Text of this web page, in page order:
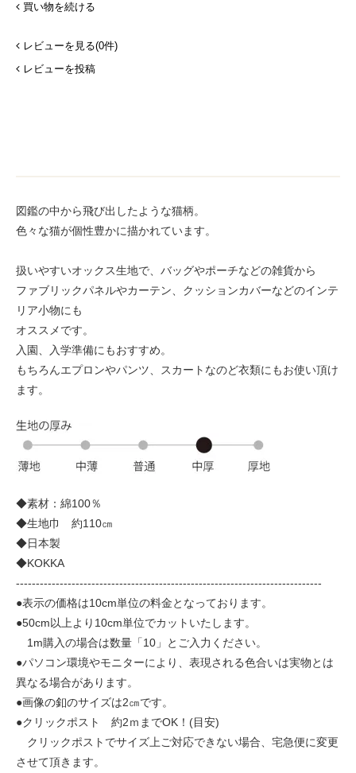
買い物を続ける
レビューを見る(0件)
レビューを投稿
図鑑の中から飛び出したような猫柄。
色々な猫が個性豊かに描かれています。
扱いやすいオックス生地で、バッグやポーチなどの雑貨から
ファブリックパネルやカーテン、クッションカバーなどのインテ
リア小物にも
オススメです。
入園、入学準備にもおすすめ。
もちろんエプロンやパンツ、スカートなのど衣類にもお使い頂け
ます。
◆素材：綿100％
◆生地巾 約110㎝
◆日本製
◆KOKKA
-----------------------------------------------------------------------------
●表示の価格は10cm単位の料金となっております。
●50cm以上より10cm単位でカットいたします。
1m購入の場合は数量「10」とご入力ください。
●パソコン環境やモニターにより、表現される色合いは実物とは
異なる場合があります。
●画像の釦のサイズは2㎝です。
●クリックポスト 約2ｍまでOK！(目安)
クリックポストでサイズ上ご対応できない場合、宅急便に変更
させて頂きます。